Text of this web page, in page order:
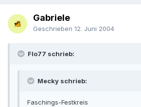
Gabriele
Geschrieben 12. Juni 2004
Flo77 schrieb:
Mecky schrieb:
Faschings-Festkreis